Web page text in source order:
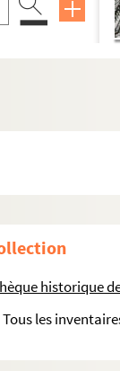
historique
Tous les